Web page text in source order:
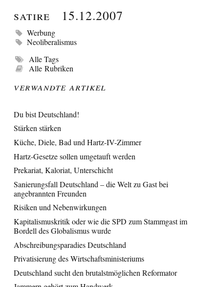
Satire 15.12.2007
Werbung
Neoliberalismus
Alle Tags
Alle Rubriken
Verwandte Artikel
Du bist Deutschland!
Stärken stärken
Küche, Diele, Bad und Hartz-IV-Zimmer
Hartz-Gesetze sollen umgetauft werden
Prekariat, Kaloriat, Unterschicht
Sanierungsfall Deutschland – die Welt zu Gast bei
angebrannten Freunden
Risiken und Nebenwirkungen
Kapitalismuskritik oder wie die SPD zum Stammgast im
Bordell des Globalismus wurde
Abschreibungsparadies Deutschland
Privatisierung des Wirtschaftsministeriums
Deutschland sucht den brutalstmöglichen Reformator